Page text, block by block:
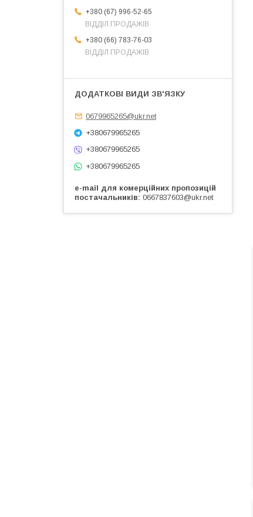
+380 (67) 996-52-65
ВІДДІЛ ПРОДАЖІВ
+380 (66) 783-76-03
ВІДДІЛ ПРОДАЖІВ
0679965265@ukr.net
+380679965265
+380679965265
+380679965265
e-mail для комерційних пропозицій
постачальників 0667837603@ukr.net